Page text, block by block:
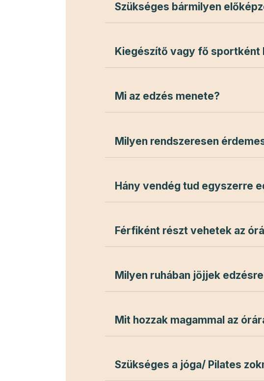
Szükséges bármilyen
Kiegészítő vagy fő sportként
Mi az edzés menete?
Milyen rendszeresen
Hány vendég tud egyszerre
Férfiként részt vehetek az
Milyen ruhában jöjjek
Mit hozzak magammal az
Szükséges a jóga/ Pilates